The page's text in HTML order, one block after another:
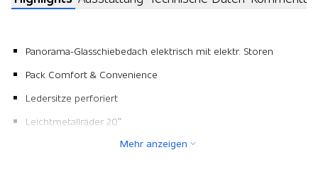
Panorama-Glasschiebedach elektrisch mit elektr. Storen
Pack Comfort & Convenience
Ledersitze perforiert
Leichtmetallräder 20"
Mehr anzeigen